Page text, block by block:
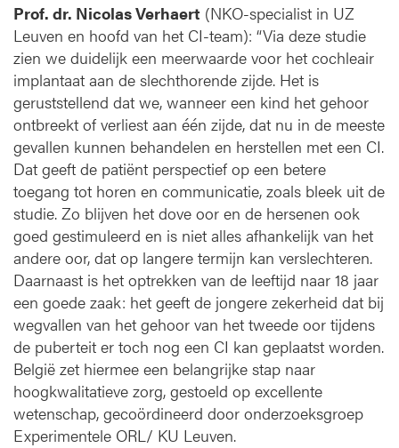
Prof. dr. Nicolas Verhaert (NKO-specialist in UZ
Leuven en hoofd van het CI-team): “Via deze studie
zien we duidelijk een meerwaarde voor het cochleair
implantaat aan de slechthorende zijde. Het is
geruststellend dat we, wanneer een kind het gehoor
ontbreekt of verliest aan één zijde, dat nu in de meeste
gevallen kunnen behandelen en herstellen met een CI.
Dat geeft de patiënt perspectief op een betere
toegang tot horen en communicatie, zoals bleek uit de
studie. Zo blijven het dove oor en de hersenen ook
goed gestimuleerd en is niet alles afhankelijk van het
andere oor, dat op langere termijn kan verslechteren.
Daarnaast is het optrekken van de leeftijd naar 18 jaar
een goede zaak: het geeft de jongere zekerheid dat bij
wegvallen van het gehoor van het tweede oor tijdens
de puberteit er toch nog een CI kan geplaatst worden.
België zet hiermee een belangrijke stap naar
hoogkwalitatieve zorg, gestoeld op excellente
wetenschap, gecoördineerd door onderzoeksgroep
Experimentele ORL/ KU Leuven.